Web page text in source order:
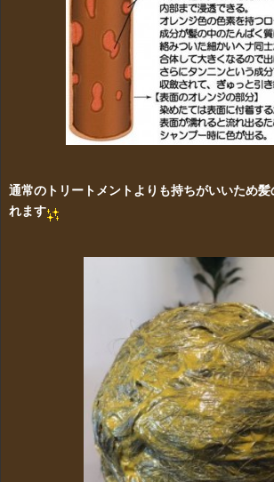
通常のトリートメントよりも持ちがいいため髪
れます